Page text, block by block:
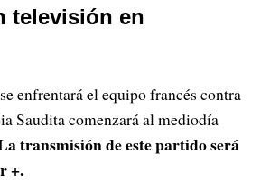
televisión en
enfrentará el equipo francés contra
Saudita comenzará al mediodía
transmisión de este partido será
+.